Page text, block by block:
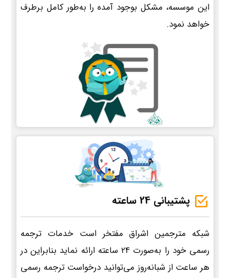
این موسسه، مشکل بوجود آمده را به‌طور کامل برطرف
خواهد نمود.
پشتیبانی 24 ساعته
شبکه مترجمین اشراق مفتخر است خدمات ترجمه
رسمی خود را به‌صورت 24 ساعته ارائه نماید بنابراین در
هر ساعت از شبانه‌روز می‌توانید درخواست ترجمه رسمی